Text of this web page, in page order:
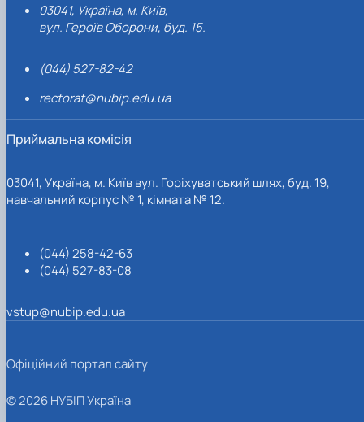
03041, Україна, м. Київ,
вул. Героїв Оборони, буд. 15.
(044) 527-82-42
rectorat@nubip.edu.ua
Приймальна комісія
03041, Україна, м. Київ вул. Горіхуватський шлях, буд. 19,
навчальний корпус № 1, кімната № 12.
(044) 258-42-63
(044) 527-83-08
vstup@nubip.edu.ua
Офіційний портал сайту
© 2026 НУБІП Україна